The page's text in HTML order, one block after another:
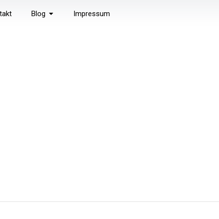
Blog Impressum